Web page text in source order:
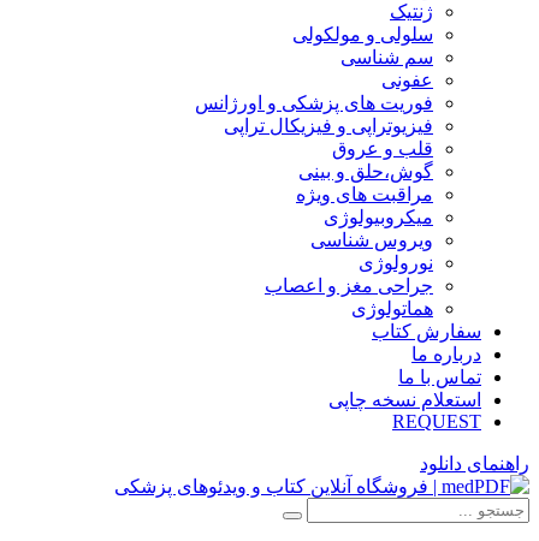
ژنتیک
سلولی و مولکولی
سم شناسی
عفونی
فوریت های پزشکی و اورژانس
فیزیوتراپی و فیزیکال تراپی
قلب و عروق
گوش،حلق و بینی
مراقبت های ویژه
میکروبیولوژی
ویروس شناسی
نورولوژی
جراحی مغز و اعصاب
هماتولوژی
سفارش کتاب
درباره ما
تماس با ما
استعلام نسخه چاپی
REQUEST
راهنمای دانلود